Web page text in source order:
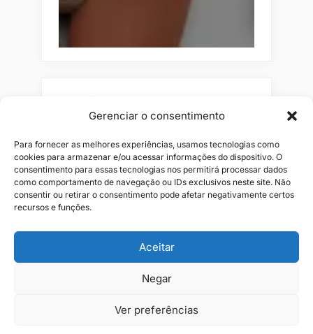
Gerenciar o consentimento
Para fornecer as melhores experiências, usamos tecnologias como
cookies para armazenar e/ou acessar informações do dispositivo. O
consentimento para essas tecnologias nos permitirá processar dados
como comportamento de navegação ou IDs exclusivos neste site. Não
consentir ou retirar o consentimento pode afetar negativamente certos
recursos e funções.
Aceitar
Negar
Ver preferências
Pesquisar
Combos
Jeans Kits Masculino